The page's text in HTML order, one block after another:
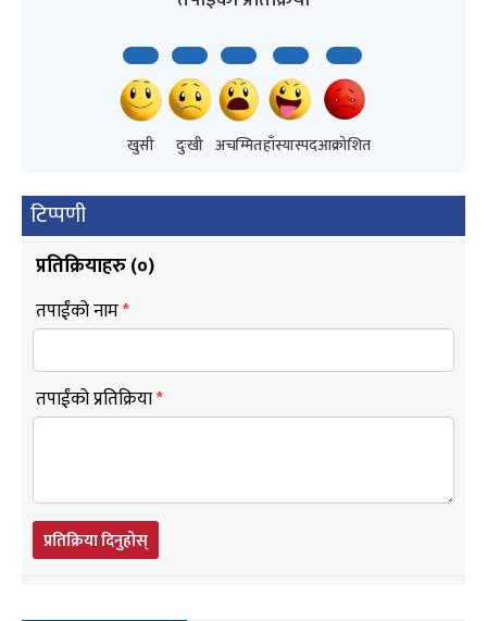
खुसी दुःखी अचम्मितहाँस्यास्पदआक्रोशित
टिप्पणी
प्रतिक्रियाहरु (०)
तपाईंको नाम*
तपाईंको प्रतिक्रिया*
प्रतिक्रिया दिनुहोस्